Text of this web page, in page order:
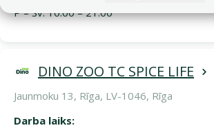
P – Sv: 10:00 – 21:00
DINO ZOO TC SPICE LIFE
Jaunmoku 13, Rīga, LV-1046, Rīga
Darba laiks: